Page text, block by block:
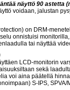
näyttö 90 astetta
voidaan, jalustan
on DRM-
onnistuisi
tai näyttää
LCD-monitorin
sekä
voi aina päätellä
S-IPS, SPVA/